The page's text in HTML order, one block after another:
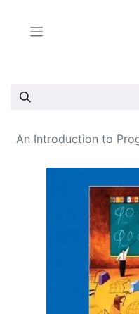
An Introduction to